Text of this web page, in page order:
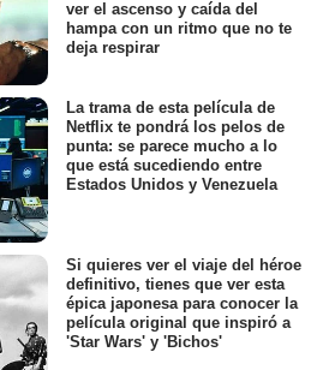
ver el ascenso y caída del
hampa con un ritmo que no te
deja respirar
La trama de esta película de
Netflix te pondrá los pelos de
punta: se parece mucho a lo
que está sucediendo entre
Estados Unidos y Venezuela
Si quieres ver el viaje del héroe
definitivo, tienes que ver esta
épica japonesa para conocer la
película original que inspiró a
'Star Wars' y 'Bichos'